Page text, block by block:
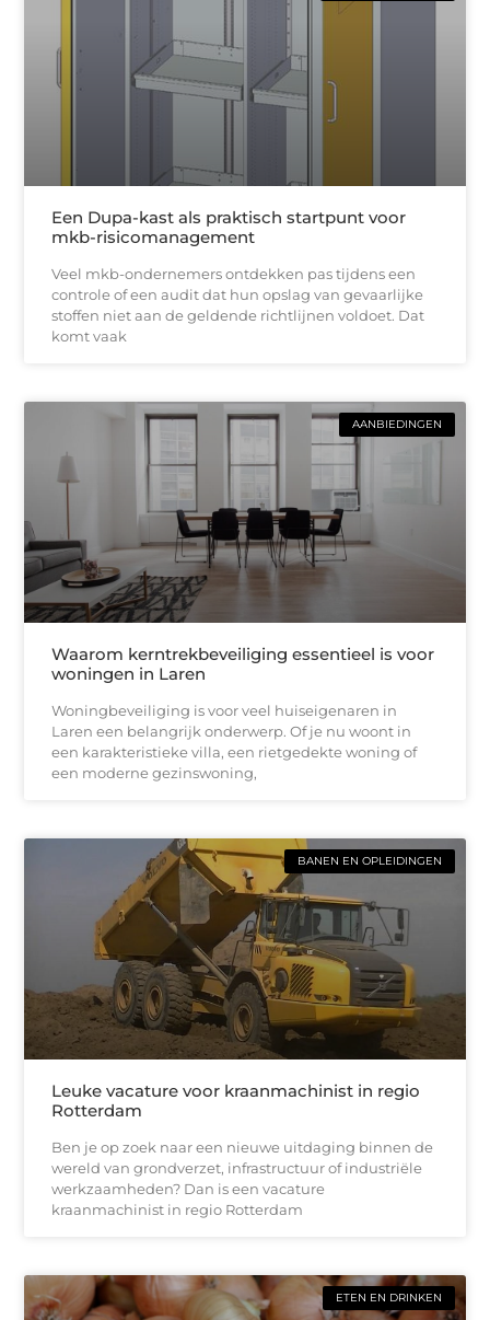
Een Dupa-kast als praktisch startpunt voor
mkb-risicomanagement
Veel mkb-ondernemers ontdekken pas tijdens een
controle of een audit dat hun opslag van gevaarlijke
stoffen niet aan de geldende richtlijnen voldoet. Dat
komt vaak
AANBIEDINGEN
Waarom kerntrekbeveiliging essentieel is voor
woningen in Laren
Woningbeveiliging is voor veel huiseigenaren in
Laren een belangrijk onderwerp. Of je nu woont in
een karakteristieke villa, een rietgedekte woning of
een moderne gezinswoning,
BANEN EN OPLEIDINGEN
Leuke vacature voor kraanmachinist in regio
Rotterdam
Ben je op zoek naar een nieuwe uitdaging binnen de
wereld van grondverzet, infrastructuur of industriële
werkzaamheden? Dan is een vacature
kraanmachinist in regio Rotterdam
ETEN EN DRINKEN